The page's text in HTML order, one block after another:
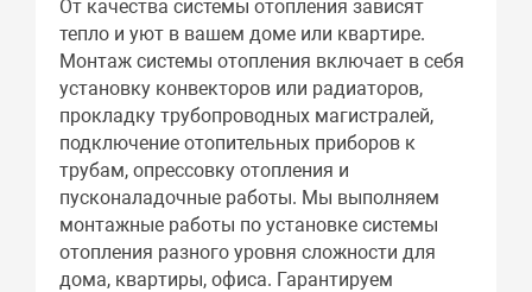
От качества системы отопления зависят
тепло и уют в вашем доме или квартире.
Монтаж системы отопления включает в себя
установку конвекторов или радиаторов,
прокладку трубопроводных магистралей,
подключение отопительных приборов к
трубам, опрессовку отопления и
пусконаладочные работы. Мы выполняем
монтажные работы по установке системы
отопления разного уровня сложности для
дома, квартиры, офиса. Гарантируем